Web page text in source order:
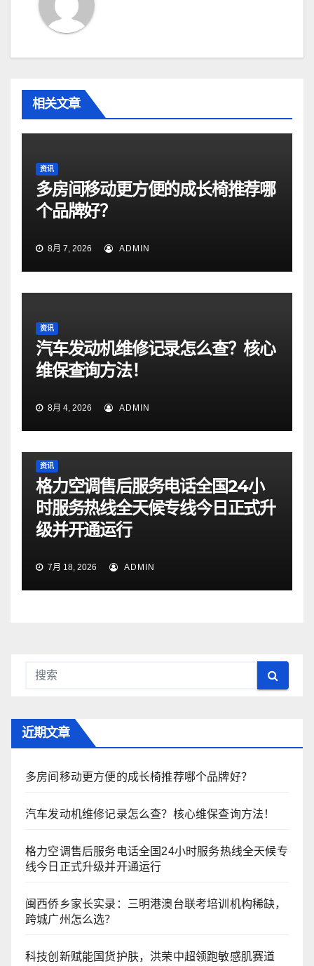
相关文章
资讯
多房间移动更方便的成长椅推荐哪
个品牌好？
8月 7, 2026 ADMIN
资讯
汽车发动机维修记录怎么查？核心
维保查询方法！
8月 4, 2026 ADMIN
资讯
格力空调售后服务电话全国24小
时服务热线全天候专线今日正式升
级并开通运行
7月 18, 2026 ADMIN
近期文章
多房间移动更方便的成长椅推荐哪个品牌好？
汽车发动机维修记录怎么查？核心维保查询方法！
格力空调售后服务电话全国24小时服务热线全天候专
线今日正式升级并开通运行
闽西侨乡家长实录：三明港澳台联考培训机构稀缺，
跨城广州怎么选？
科技创新赋能国货护肤，洪荣中超领跑敏感肌赛道